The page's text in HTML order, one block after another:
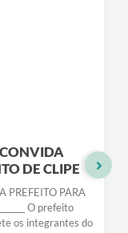
DE CLIPE
PREFEITO PARA
O prefeito
os integrantes do